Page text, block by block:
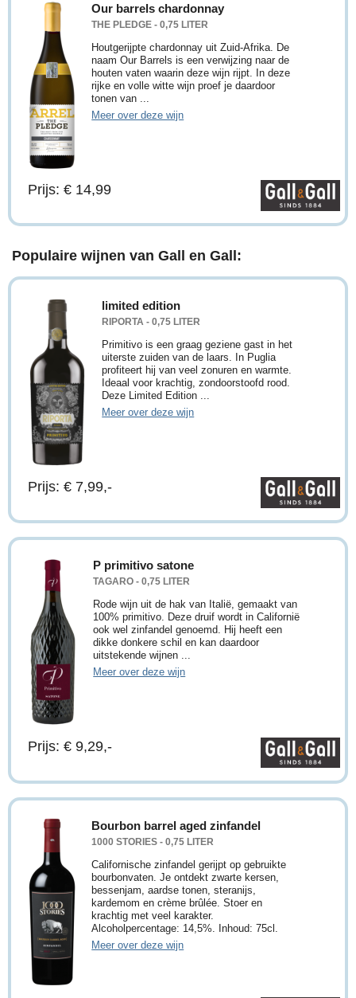
Our barrels chardonnay
THE PLEDGE - 0,75 LITER
Houtgerijpte chardonnay uit Zuid-Afrika. De
naam Our Barrels is een verwijzing naar de
houten vaten waarin deze wijn rijpt. In deze
rijke en volle witte wijn proef je daardoor
tonen van ...
Meer over deze wijn
Prijs: € 14,99
Populaire wijnen van Gall en Gall:
limited edition
RIPORTA - 0,75 LITER
Primitivo is een graag geziene gast in het
uiterste zuiden van de laars. In Puglia
profiteert hij van veel zonuren en warmte.
Ideaal voor krachtig, zondoorstoofd rood.
Deze Limited Edition ...
Meer over deze wijn
Prijs: € 7,99,-
P primitivo satone
TAGARO - 0,75 LITER
Rode wijn uit de hak van Italië, gemaakt van
100% primitivo. Deze druif wordt in Californië
ook wel zinfandel genoemd. Hij heeft een
dikke donkere schil en kan daardoor
uitstekende wijnen ...
Meer over deze wijn
Prijs: € 9,29,-
Bourbon barrel aged zinfandel
1000 STORIES - 0,75 LITER
Californische zinfandel gerijpt op gebruikte
bourbonvaten. Je ontdekt zwarte kersen,
bessenjam, aardse tonen, steranijs,
kardemom en crème brûlée. Stoer en
krachtig met veel karakter.
Alcoholpercentage: 14,5%. Inhoud: 75cl.
Meer over deze wijn